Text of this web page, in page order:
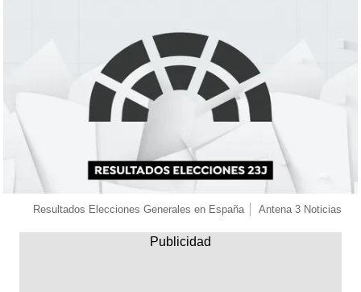
Resultados Elecciones Generales en España Antena 3 Noticias